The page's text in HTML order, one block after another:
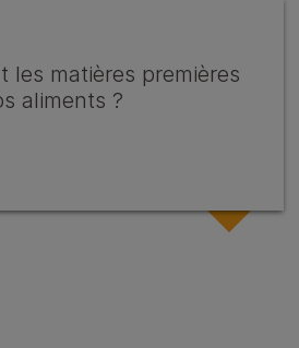
les matières premières
aliments ?